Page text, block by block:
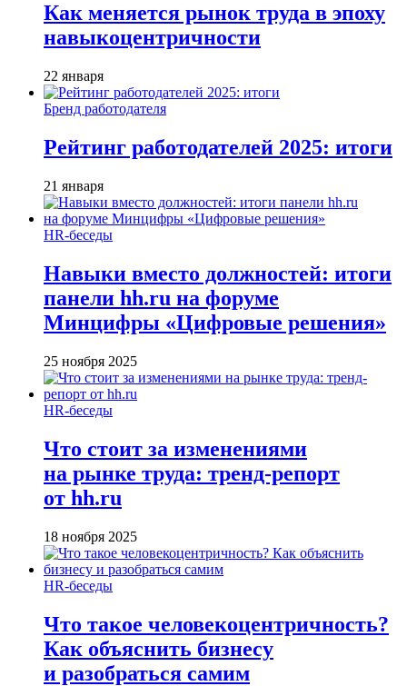
Как меняется рынок труда в эпоху
навыкоцентричности
22 января
Бренд работодателя
Рейтинг работодателей 2025: итоги
21 января
HR-беседы
Навыки вместо должностей: итоги
панели hh.ru на форуме
Минцифры «Цифровые решения»
25 ноября 2025
HR-беседы
Что стоит за изменениями
на рынке труда: тренд-репорт
от hh.ru
18 ноября 2025
HR-беседы
Что такое человеко­центричность?
Как объяснить бизнесу
и разобраться самим